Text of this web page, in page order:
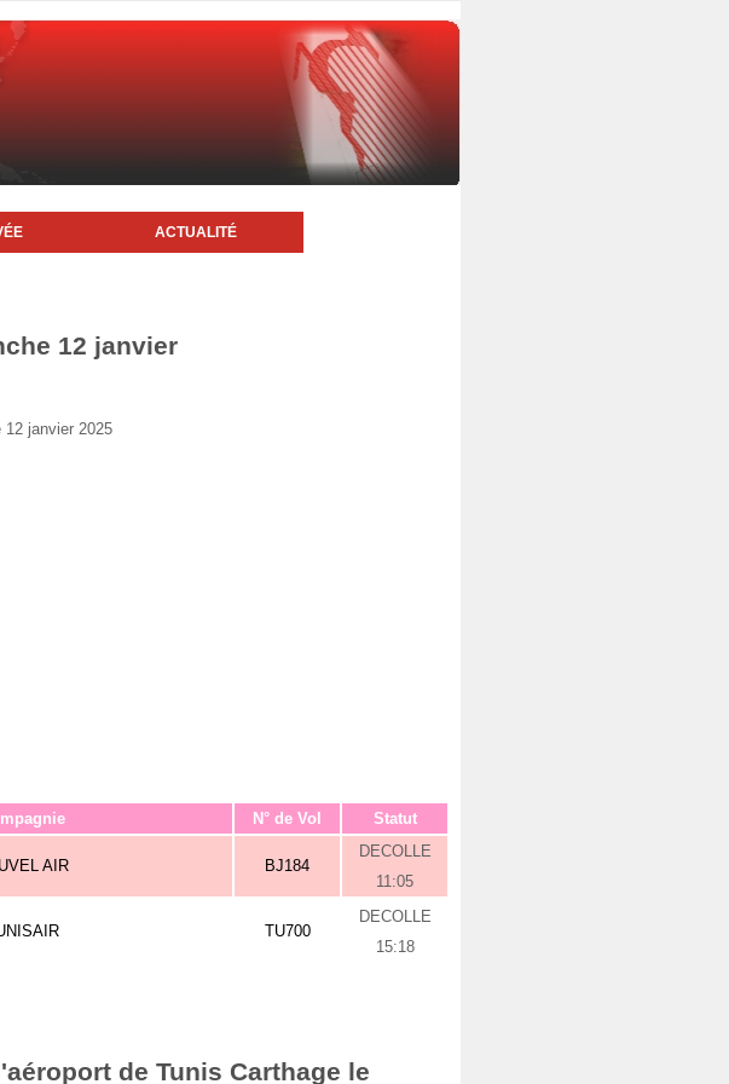
ACTUALITÉ
12 janvier
janvier 2025
N° de Vol Statut
AIR BJ184
DECOLLE
11:05
TU700
DECOLLE
15:18
de Tunis Carthage le